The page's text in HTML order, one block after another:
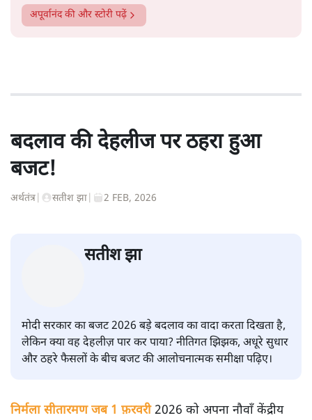
अपूर्वानंदकी और स्टोरी पढ़ें
बदलाव की देहलीज पर ठहरा हुआ
बजट!
अर्थतंत्र सतीश झा 2 FEB, 2026
सतीश झा